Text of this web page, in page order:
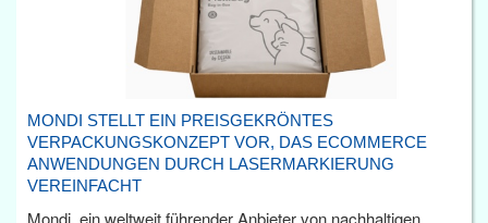
MONDI STELLT EIN PREISGEKRÖNTES
VERPACKUNGSKONZEPT VOR, DAS ECOMMERCE
ANWENDUNGEN DURCH LASERMARKIERUNG
VEREINFACHT
Mondi, ein weltweit führender Anbieter von nachhaltigen